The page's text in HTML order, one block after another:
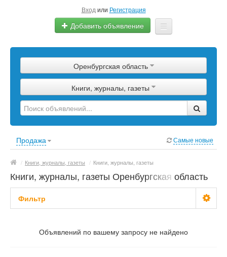
Вход или Регистрация
Добавить объявление
Сырье
Изделия
Оборудование
Оренбургская область
Книги, журналы, газеты
Продажа Самые новые
/ Книги, журналы, газеты / Книги, журналы, газеты
Книги, журналы, газеты Оренбургская область
Фильтр
Не важноОбъявлений по вашему запросу не найдено